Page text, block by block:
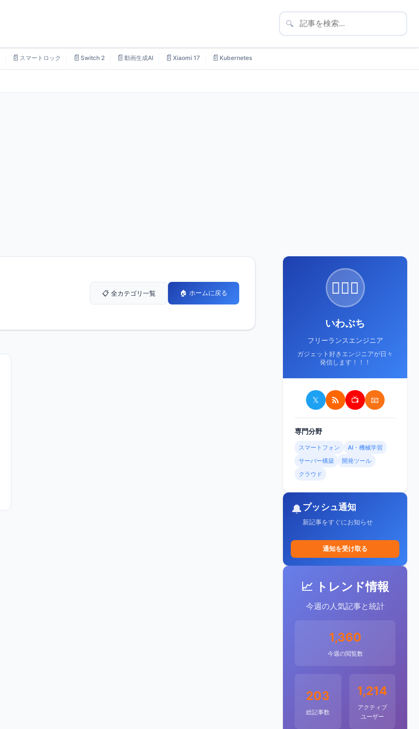
🔍
📄 スマートロック 📄 Switch 2 📄 動画生成AI 📄 Xiaomi 17 📄 Kubernetes
📋 全カテゴリ一覧 🏠 ホームに戻る 🙋🏻‍♂️
いわぶち
フリーランスエンジニア
ガジェット好きエンジニアが日々
発信します！！！
𝕏 📺 📧
専門分野
スマートフォン
AI・機械学習
サーバー構築
開発ツール
クラウド
🔔プッシュ通知
新記事をすぐにお知らせ
通知を受け取る
📈 トレンド情報
今週の人気記事と統計
1,360
今週の閲覧数
203
総記事数
1,214
アクティブ
ユーザー